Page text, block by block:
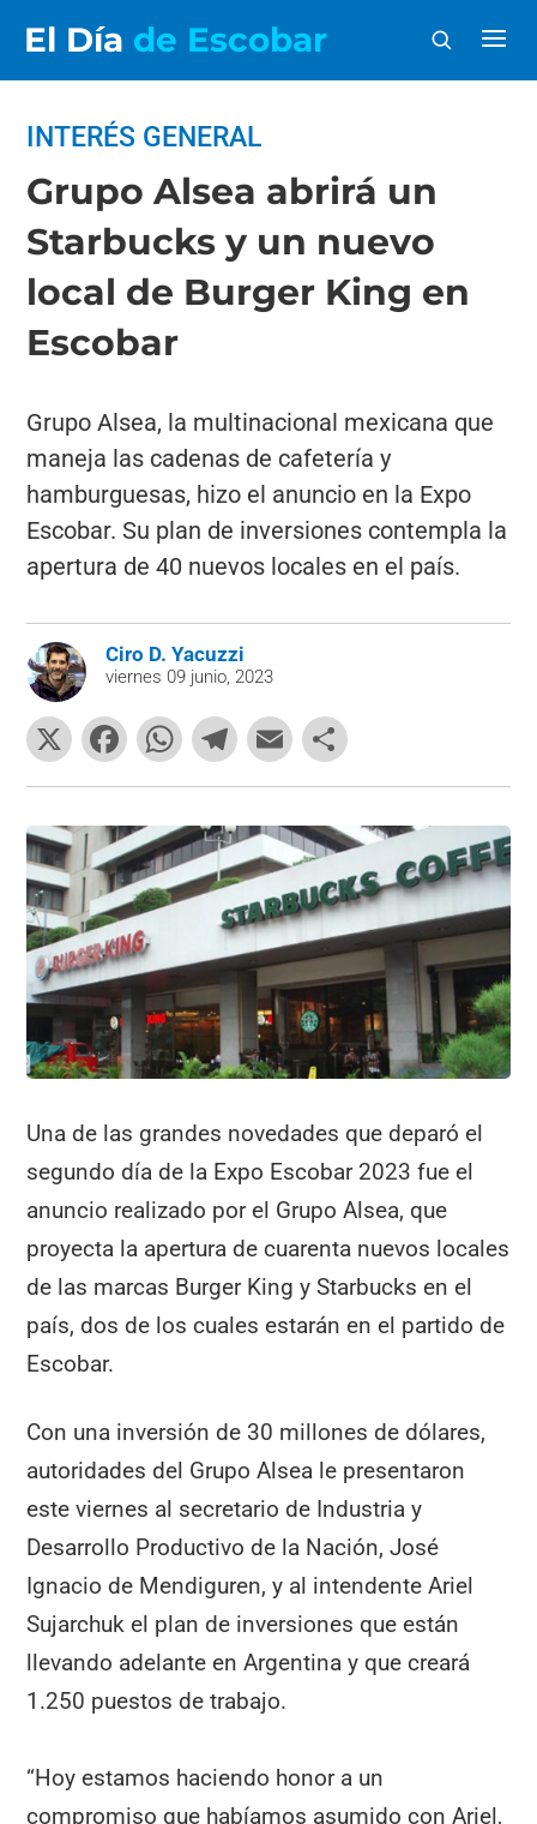
El Día de Escobar
INTERÉS GENERAL
Grupo Alsea abrirá un
Starbucks y un nuevo
local de Burger King en
Escobar
Grupo Alsea, la multinacional mexicana que
maneja las cadenas de cafetería y
hamburguesas, hizo el anuncio en la Expo
Escobar. Su plan de inversiones contempla la
apertura de 40 nuevos locales en el país.
Ciro D. Yacuzzi
viernes 09 junio, 2023
X
F
a
c
e
b
o
o
k
W
h
at
s
A
p
T
el
e
gr
a
m
E
m
ai
l
o
m
p
ar
tir
Una de las grandes novedades que deparó el
segundo día de la Expo Escobar 2023 fue el
anuncio realizado por el Grupo Alsea, que
proyecta la apertura de cuarenta nuevos locales
de las marcas Burger King y Starbucks en el
país, dos de los cuales estarán en el partido de
Escobar.
Con una inversión de 30 millones de dólares,
autoridades del Grupo Alsea le presentaron
este viernes al secretario de Industria y
Desarrollo Productivo de la Nación, José
Ignacio de Mendiguren, y al intendente Ariel
Sujarchuk el plan de inversiones que están
llevando adelante en Argentina y que creará
1.250 puestos de trabajo.
“Hoy estamos haciendo honor a un
compromiso que habíamos asumido con Ariel,